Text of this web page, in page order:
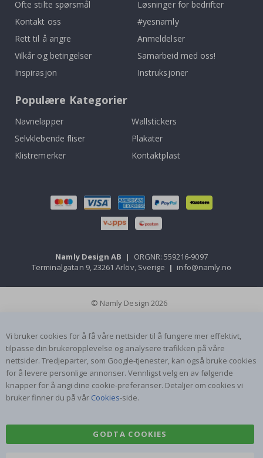
Ofte stilte spørsmål
Kontakt oss
Rett til å angre
Vilkår og betingelser
Inspirasjon
Løsninger for bedrifter
#yesnamly
Anmeldelser
Samarbeid med oss!
Instruksjoner
Populære Kategorier
Navnelapper
Wallstickers
Selvklebende fliser
Plakater
Klistremerker
Kontaktplast
Namly Design AB |
ORGNR: 559216-9097
Terminalgatan 9, 23261 Arlöv, Sverige | info@namly.no
© Namly Design 2026
Vi bruker cookies for å få våre nettsider til å fungere mer effektivt,
tilpasse din brukeropplevelse og analysere trafikken på våre
nettsider. Tredjeparter, som Google-tjenester, kan også bruke cookies
for å levere personlige annonser. Vennligst velg en av følgende
knapper for å angi dine cookie-preferanser. Detaljer om cookies vi
bruker finner du på vår Cookies-side.
GODTA COOKIES